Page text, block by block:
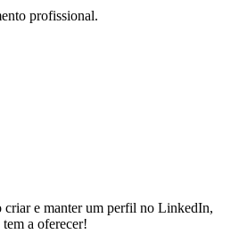
profissional.
criar e manter um perfil no LinkedIn,
a oferecer!